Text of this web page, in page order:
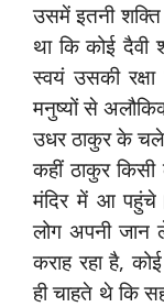
उसमें इतनी
था कि कोई दैवी
स्वयं उसकी
मनुष्यों से
उधर ठाकुर के
कहीं ठाकुर
मंदिर में आ
लोग अपनी जान
कराह रहा है,
ही चाहते थे कि